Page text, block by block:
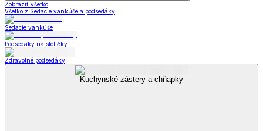
Zobraziť všetko
Všetko z Sedacie vankúše a podsedáky
Sedacie vankúše
Podsedáky na stoličky
Zdravotné podsedáky
Kuchynské zástery a chňapky